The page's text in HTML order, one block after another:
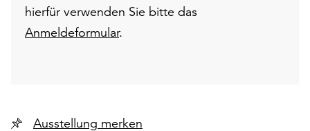
hierfür verwenden Sie bitte das
Anmeldeformular.
Ausstellung merken